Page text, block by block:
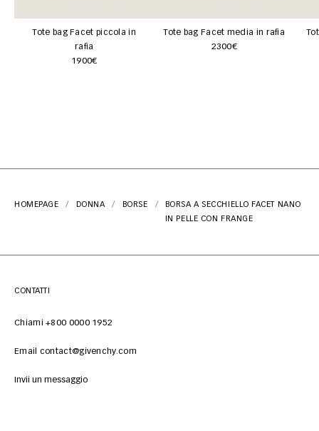
Tote bag Facet piccola in
rafia
1900€
Tote bag Facet media in rafia
2300€
HOMEPAGE DONNA BORSE
BORSA A SECCHIELLO FACET NANO
IN PELLE CON FRANGE
CONTATTI
Chiami +800 0000 1952
Email contact@givenchy.com
Invii un messaggio